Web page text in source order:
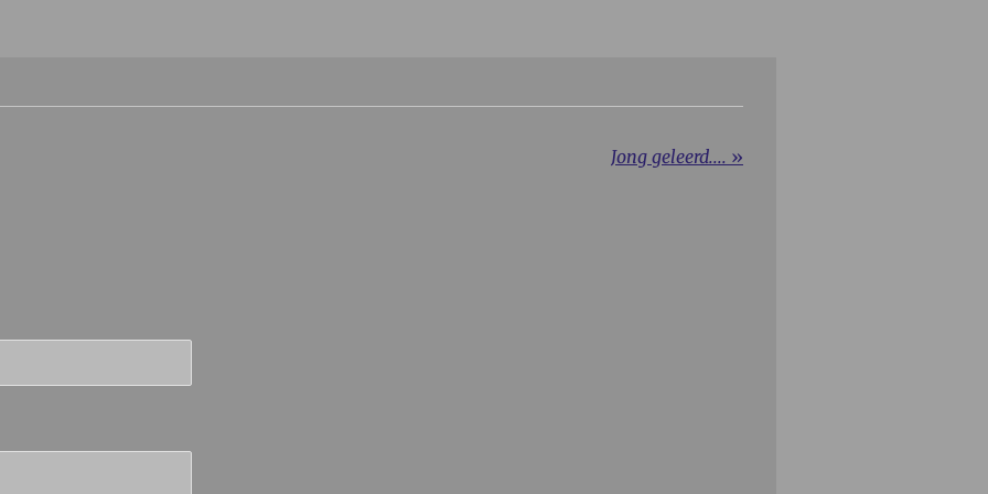
Jong geleerd.... »